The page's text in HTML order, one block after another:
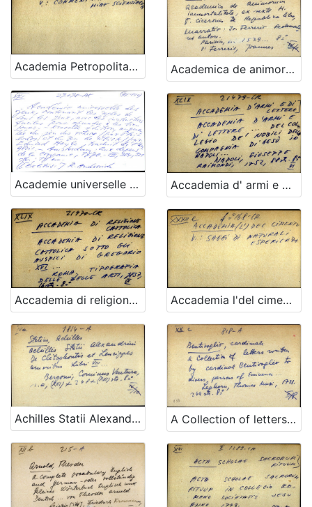
Academia Petropolitana - uputnica Academica de animorum immortalitate, ex sexto M.T. Ciceronis De Republica libro - UPUTNICA adlig.
Academie universelle des jeux,contenant les regles des jeux de Quadrille, & Quintille, de l'Hombre à trois ... Avec des instructions faciles pour aprendre à les bien jouer Accademia d' armi e di lettere ... del collegio de' nobili della compagnia di gesu in Napoli
Accademia di religione cattolica sotto gli auspici di Gregorio XVI Accademia l'del cimento
Achilles Statii Alexandrini De Clitophontis et Leucippes amoribus Libri VIII A Collection of letters written by cardinal Bentivoglio to divers person of Eminence ...